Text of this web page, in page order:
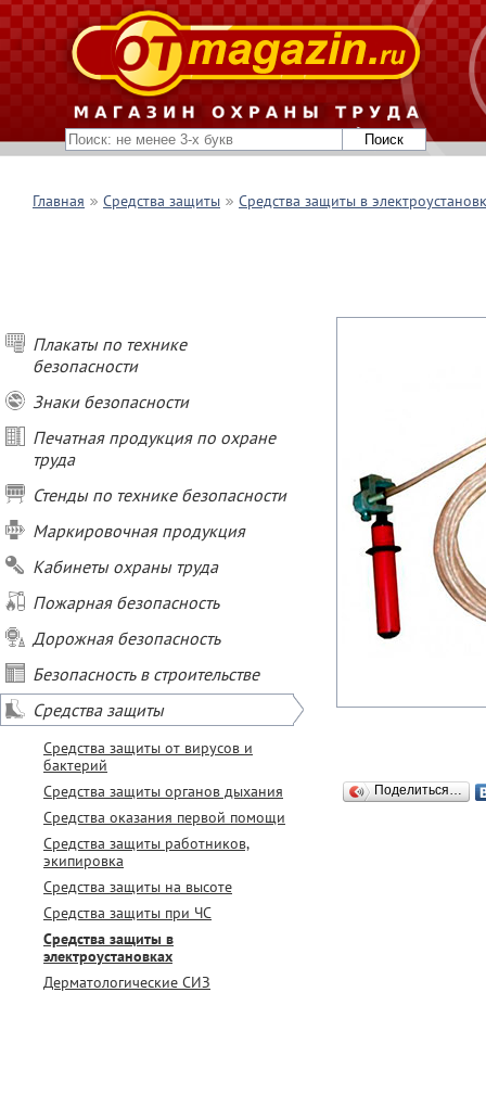
Главная Средства защиты Средства защиты в
Плакаты по технике
безопасности
Знаки безопасности
Печатная продукция по охране
труда
Стенды по технике безопасности
Маркировочная продукция
Кабинеты охраны труда
Пожарная безопасность
Дорожная безопасность
Безопасность в строительстве
Средства защиты
Средства защиты от вирусов и
бактерий
Средства защиты органов дыхания
Средства оказания первой помощи
Средства защиты работников,
экипировка
Средства защиты на высоте
Средства защиты при ЧС
Средства защиты в
электроустановках
Дерматологические СИЗ
Поделиться…